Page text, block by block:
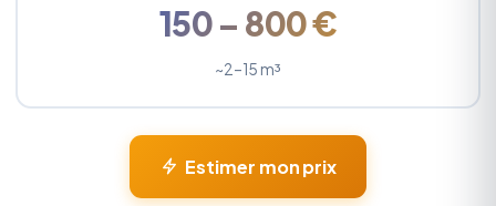
150 – 800 €
~2–15 m³
Estimer mon prix